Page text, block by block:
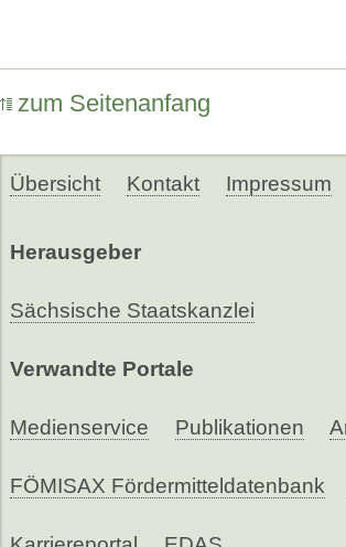
zum Seitenanfang
Übersicht Kontakt Impressum
Herausgeber
Sächsische Staatskanzlei
Verwandte Portale
Medienservice Publikationen
FÖMISAX Fördermitteldatenbank